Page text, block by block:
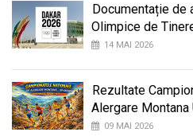
Documentație de
Olimpice de
14 MAI 2026
Rezultate
Alergare Montana
09 MAI 2026